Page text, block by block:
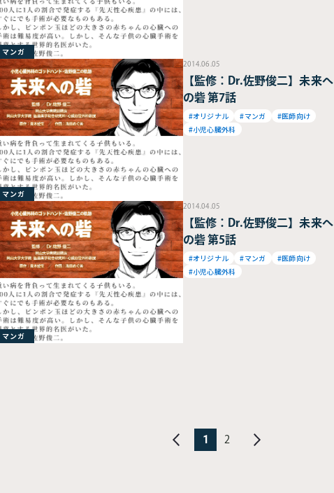
マンガ
マンガ
2014.06.05
【監修：Dr.佐野俊二】未来へ
の砦 第7話
#オリジナル #マンガ
#医師向け
#小児心臓外科
マンガ
2014.04.05
【監修：Dr.佐野俊二】未来へ
の砦 第5話
#オリジナル #マンガ
#医師向け
#小児心臓外科
1 2